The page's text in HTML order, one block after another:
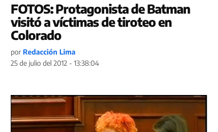
FOTOS: Protagonista de Batman
visitó a víctimas de tiroteo en
Colorado
por Redacción Lima
25 de julio del 2012 - 13:38:04